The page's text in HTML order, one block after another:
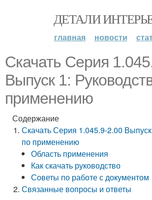
ДЕТАЛИ
главная новости
Скачать Серия
Выпуск 1:
применению
Содержание
Скачать Серия 1.045.9-2.00
по применению
Область применения
Как скачать руководство
Советы по работе с документом
Связанные вопросы и ответы